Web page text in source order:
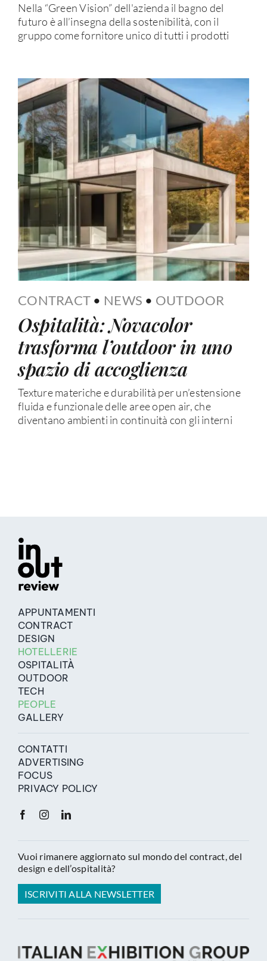
Nella “Green Vision” dell'azienda il bagno del
futuro è all’insegna della sostenibilità, con il
gruppo come fornitore unico di tutti i prodotti
CONTRACT • NEWS • OUTDOOR
Ospitalità: Novacolor
trasforma l’outdoor in uno
spazio di accoglienza
Texture materiche e durabilità per un’estensione
fluida e funzionale delle aree open air, che
diventano ambienti in continuità con gli interni
APPUNTAMENTI
CONTRACT
DESIGN
HOTELLERIE
OSPITALITÀ
OUTDOOR
TECH
PEOPLE
GALLERY
CONTATTI
ADVERTISING
FOCUS
PRIVACY POLICY
Vuoi rimanere aggiornato sul mondo del contract, del
design e dell’ospitalità?
ISCRIVITI ALLA NEWSLETTER